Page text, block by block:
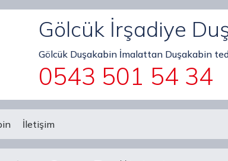
Gölcük İrşadiye
Gölcük Duşakabin İmalattan Duşakabin
0543 501 54 34
İletişim